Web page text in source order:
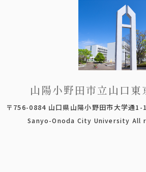
山陽小野田市立山口東
〒756-0884 山口県山陽小野田市大学通
Sanyo-Onoda City University All